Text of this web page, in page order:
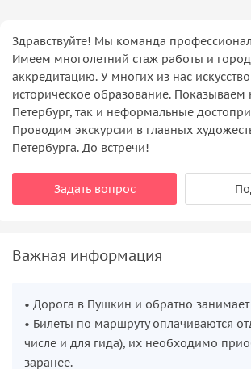
Здравствуйте! Мы команда
Имеем многолетний стаж работы и
аккредитацию. У многих из нас
историческое образование.
Петербург, так и неформальные
Проводим экскурсии в главных
Петербурга. До встречи!
Задать вопрос
Важная информация
• Дорога в Пушкин и обратно
• Билеты по маршруту оплачиваются
числе и для гида), их необходимо
заранее.